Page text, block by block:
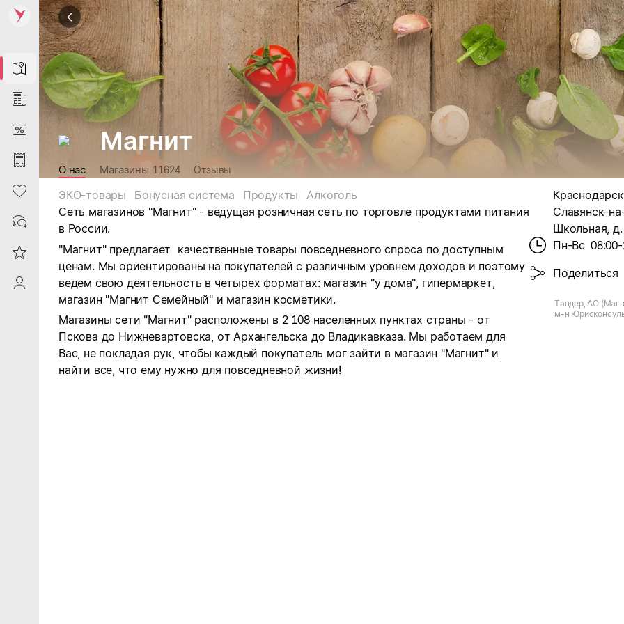
Map
News
DiscountCard
Purchases
Heart
Contacts
Reviews
ProfileSaby
Магнит
О нас Магазины 11624 Отзывы
ЭКО-товары Бонусная система Продукты
Алкоголь
Сеть магазинов "Магнит" - ведущая розничная сеть по торговле продуктами питания
в России.
"Магнит" предлагает качественные товары повседневного спроса по доступным
ценам. Мы ориентированы на покупателей с различным уровнем доходов и поэтому
ведем свою деятельность в четырех форматах: магазин "у дома", гипермаркет,
магазин "Магнит Семейный" и магазин косметики.
Магазины сети "Магнит" расположены в 2 108 населенных пунктах страны - от
Пскова до Нижневартовска, от Архангельска до Владикавказа. Мы работаем для
Вас, не покладая рук, чтобы каждый покупатель мог зайти в магазин "Магнит" и
найти все, что ему нужно для повседневной жизни!
Славянск-
Школьная,
Пн-Вс
Поделиться
Тандер, АО
м-н